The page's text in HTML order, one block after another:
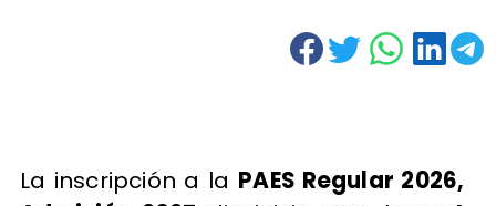
La inscripción a la PAES Regular 2026,